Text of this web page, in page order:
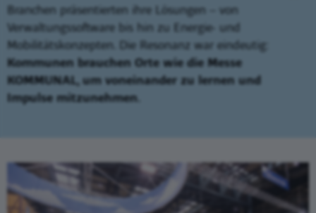
Branchen präsentierten ihre Lösungen – von
Verwaltungssoftware bis hin zu Energie- und
Mobilitätskonzepten. Die Resonanz war eindeutig:
Kommunen brauchen Orte wie die Messe
KOMMUNAL, um voneinander zu lernen und
Impulse mitzunehmen.